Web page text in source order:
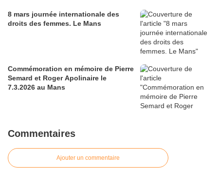
8 mars journée internationale des
droits des femmes. Le Mans
Commémoration en mémoire de Pierre
Semard et Roger Apolinaire le
7.3.2026 au Mans
Commentaires
Ajouter un commentaire